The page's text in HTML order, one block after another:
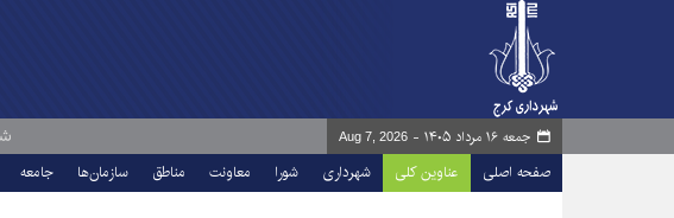
جمعه ۱۶ مرداد ۱۴۰۵ - Aug 7, 2026
صفحه اصلی عناوین کلی شهرداری شورا معاونت مناطق سازمان‌ها جامعه